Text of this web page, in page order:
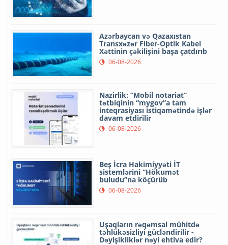
Azərbaycan və Qazaxıstan
Transxəzər Fiber-Optik Kabel
Xəttinin çəkilişini başa çatdırıb
06-08-2026
Nazirlik: “Mobil notariat”
tətbiqinin “mygov”a tam
inteqrasiyası istiqamətində işlər
davam etdirilir
06-08-2026
Beş İcra Hakimiyyəti İT
sistemlərini “Hökumət
buludu”na köçürüb
06-08-2026
Uşaqların rəqəmsal mühitdə
təhlükəsizliyi gücləndirilir -
Dəyişikliklər nəyi ehtiva edir?